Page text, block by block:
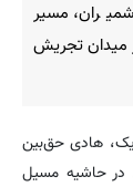
مسیر
میدان تجریش
یک، هادی حق‌بین
در حاشیه مسیل